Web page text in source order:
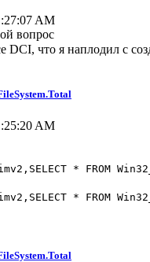
AM
вопрос
DCI, что я наплодил с
AM
* FROM
* FROM